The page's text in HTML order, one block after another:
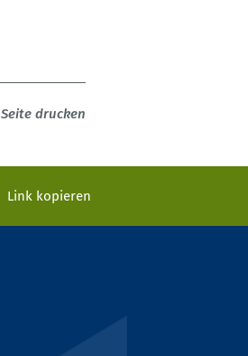
Seite drucken
Link kopieren